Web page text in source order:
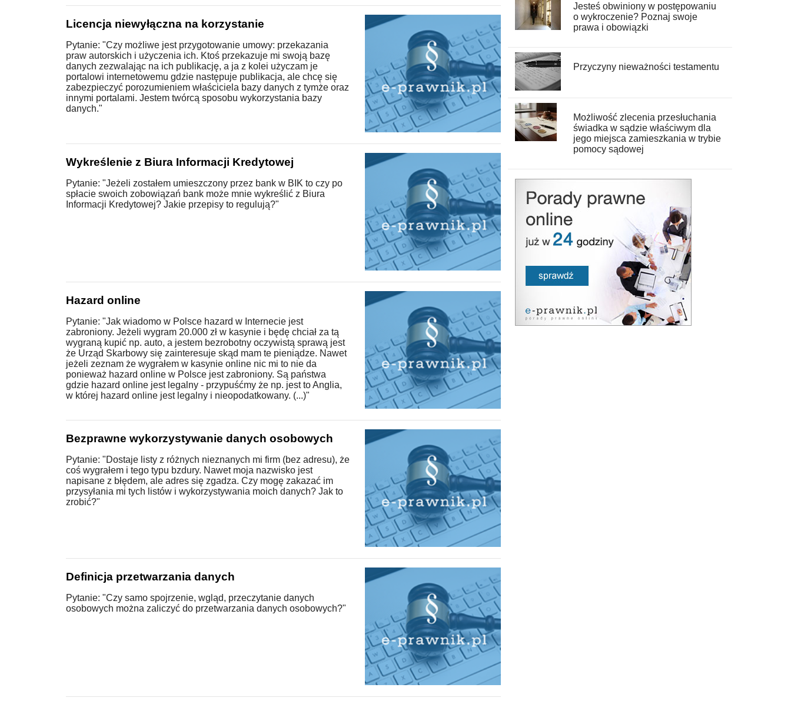
Licencja niewyłączna na korzystanie
Pytanie: "Czy możliwe jest przygotowanie umowy: przekazania
praw autorskich i użyczenia ich. Ktoś przekazuje mi swoją bazę
danych zezwalając na ich publikację, a ja z kolei użyczam je
portalowi internetowemu gdzie następuje publikacja, ale chcę się
zabezpieczyć porozumieniem właściciela bazy danych z tymże oraz
innymi portalami. Jestem twórcą sposobu wykorzystania bazy
danych."
Wykreślenie z Biura Informacji Kredytowej
Pytanie: "Jeżeli zostałem umieszczony przez bank w BIK to czy po
spłacie swoich zobowiązań bank może mnie wykreślić z Biura
Informacji Kredytowej? Jakie przepisy to regulują?"
Hazard online
Pytanie: "Jak wiadomo w Polsce hazard w Internecie jest
zabroniony. Jeżeli wygram 20.000 zł w kasynie i będę chciał za tą
wygraną kupić np. auto, a jestem bezrobotny oczywistą sprawą jest
że Urząd Skarbowy się zainteresuje skąd mam te pieniądze. Nawet
jeżeli zeznam że wygrałem w kasynie online nic mi to nie da
ponieważ hazard online w Polsce jest zabroniony. Są państwa
gdzie hazard online jest legalny - przypuśćmy że np. jest to Anglia,
w której hazard online jest legalny i nieopodatkowany. (...)"
Bezprawne wykorzystywanie danych osobowych
Pytanie: "Dostaje listy z różnych nieznanych mi firm (bez adresu), że
coś wygrałem i tego typu bzdury. Nawet moja nazwisko jest
napisane z błędem, ale adres się zgadza. Czy mogę zakazać im
przysyłania mi tych listów i wykorzystywania moich danych? Jak to
zrobić?"
Definicja przetwarzania danych
Pytanie: "Czy samo spojrzenie, wgląd, przeczytanie danych
osobowych można zaliczyć do przetwarzania danych osobowych?"
Jesteś obwiniony w postępowaniu
o wykroczenie? Poznaj swoje
prawa i obowiązki
Przyczyny nieważności testamentu
Możliwość zlecenia przesłuchania
świadka w sądzie właściwym dla
jego miejsca zamieszkania w trybie
pomocy sądowej